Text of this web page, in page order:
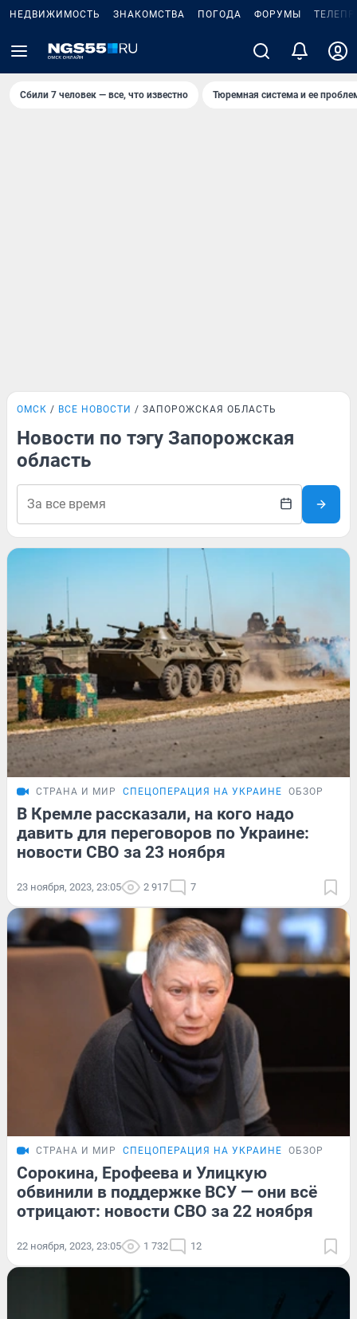
НЕДВИЖИМОСТЬ ЗНАКОМСТВА ПОГОДА ФОРУМЫ
Сбили 7 человек — все, что известно Тюремная система и ее
ОМСК ВСЕ НОВОСТИ ЗАПОРОЖСКАЯ ОБЛАСТЬ
Новости по тэгу Запорожская
область
СТРАНА И МИР СПЕЦОПЕРАЦИЯ НА УКРАИНЕ ОБЗОР
В Кремле рассказали, на кого надо
давить для переговоров по Украине:
новости СВО за 23 ноября
23 ноября, 2023, 23:05 2 917 7
СТРАНА И МИР СПЕЦОПЕРАЦИЯ НА УКРАИНЕ ОБЗОР
Сорокина, Ерофеева и Улицкую
обвинили в поддержке ВСУ — они всё
отрицают: новости СВО за 22 ноября
22 ноября, 2023, 23:05 1 732 12